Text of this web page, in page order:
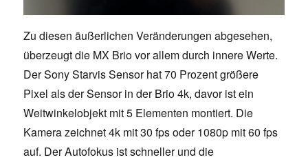
Zu diesen äußerlichen Veränderungen abgesehen,
überzeugt die MX Brio vor allem durch innere Werte.
Der Sony Starvis Sensor hat 70 Prozent größere
Pixel als der Sensor in der Brio 4k, davor ist ein
Weitwinkelobjekt mit 5 Elementen montiert. Die
Kamera zeichnet 4k mit 30 fps oder 1080p mit 60 fps
auf. Der Autofokus ist schneller und die